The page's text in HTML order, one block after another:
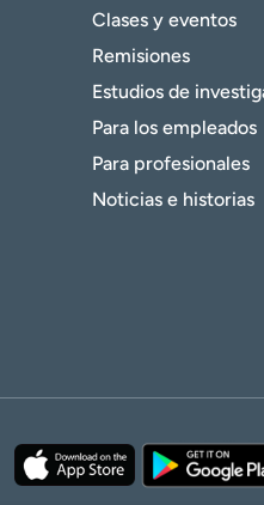
Clases y eventos
Remisiones
Estudios de
Para los empleados
Para profesionales
Noticias e historias